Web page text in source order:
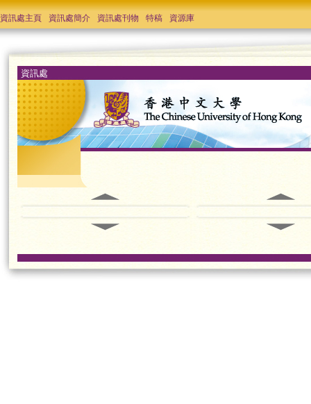
資訊處主頁 資訊處簡介 資訊處刊物 特稿 資源庫
資訊處